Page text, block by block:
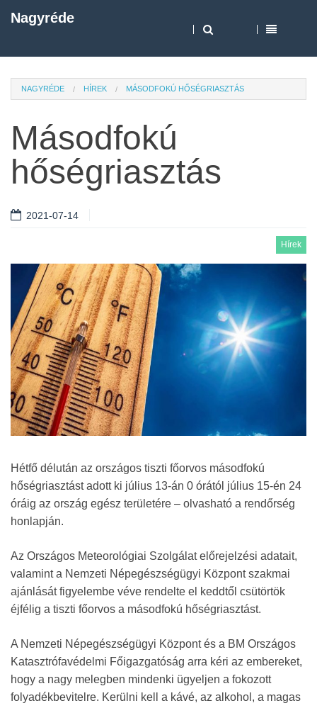
Nagyréde
NAGYRÉDE HÍREK MÁSODFOKÚ HŐSÉGRIASZTÁS
Másodfokú
hőségriasztás
2021-07-14
Hírek
Hétfő délután az országos tiszti főorvos másodfokú
hőségriasztást adott ki július 13-án 0 órától július 15-én 24
óráig az ország egész területére – olvasható a rendőrség
honlapján.
Az Országos Meteorológiai Szolgálat előrejelzési adatait,
valamint a Nemzeti Népegészségügyi Központ szakmai
ajánlását figyelembe véve rendelte el keddtől csütörtök
éjfélig a tiszti főorvos a másodfokú hőségriasztást.
A Nemzeti Népegészségügyi Központ és a BM Országos
Katasztrófavédelmi Főigazgatóság arra kéri az embereket,
hogy a nagy melegben mindenki ügyeljen a fokozott
folyadékbevitelre. Kerülni kell a kávé, az alkohol, a magas